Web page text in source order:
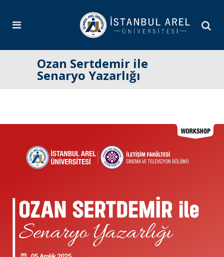
Ozan Sertdemir ile
Senaryo Yazarlığı